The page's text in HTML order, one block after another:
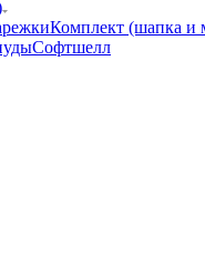
Комплект (шапка и
Софтшелл